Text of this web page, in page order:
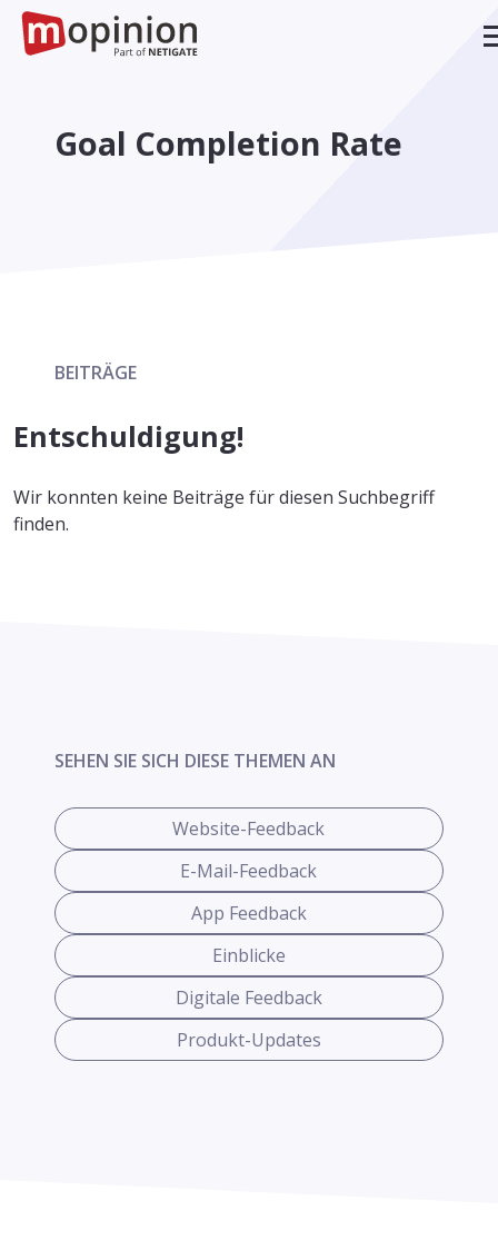
Goal Completion Rate
BEITRÄGE
Entschuldigung!
Wir konnten keine Beiträge für diesen Suchbegriff
finden.
SEHEN SIE SICH DIESE THEMEN AN
Website-Feedback
E-Mail-Feedback
App Feedback
Einblicke
Digitale Feedback
Produkt-Updates